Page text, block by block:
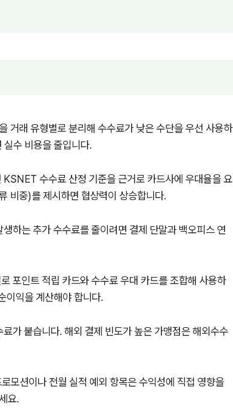
거래 유형별로 분리해 수수료가 낮은 수단을 우선 사용하
수 비용을 줄입니다.
KSNET 수수료 산정 기준을 근거로 카드사에 우대율을 요
비중)를 제시하면 협상력이 상승합니다.
생하는 추가 수수료를 줄이려면 결제 단말과 백오피스 연
포인트 적립 카드와 수수료 우대 카드를 조합해 사용하
이익을 계산해야 합니다.
가 붙습니다. 해외 결제 빈도가 높은 가맹점은 해외수수
모션이나 전월 실적 예외 항목은 수익성에 직접 영향을
요.